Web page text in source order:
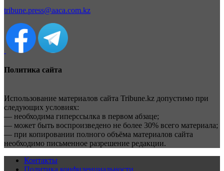
tribune.press@aaca.com.kz
Политика сайта
Использование материалов сайта Tribune.kz допустимо при
следующих условиях:
— необходима гиперссылка в первом абзаце;
— может быть воспроизведено не более 30% всего материала;
— при копировании полного объёма материалов сайта
необходимо письменное разрешение редакции.
Контакты